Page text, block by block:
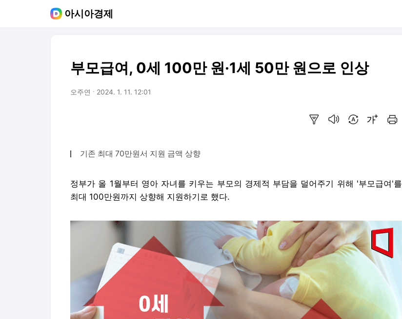
아시아경제
부모급여, 0세 100만 원·1세 50만 원으로 인상
오주연 2024. 1. 11. 12:01
기존 최대 70만원서 지원 금액 상향
정부가 올 1월부터 영아 자녀를 키우는 부모의 경제적 부담을 덜어주기 위해 '부모급여'를
최대 100만원까지 상향해 지원하기로 했다.